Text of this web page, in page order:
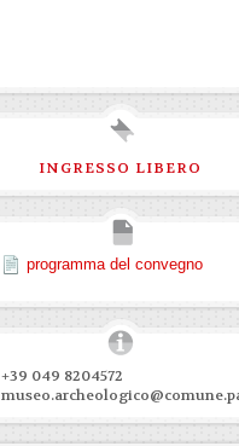
INGRESSO LIBERO
programma del convegno
+39 049 8204572